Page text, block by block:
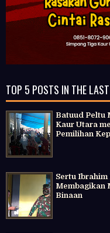
TOP 5 POSTS IN THE
Batuud Peltu
Kaur Utara
Pemilihan
Sertu Ibrahim
Membagikan
Binaan